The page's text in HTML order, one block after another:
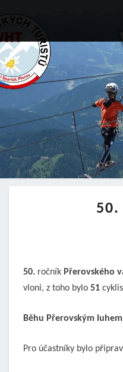
50.
50. ročník Přerovského
vloni, z toho bylo 51
Běhu Přerovským luhem
Pro účastníky bylo